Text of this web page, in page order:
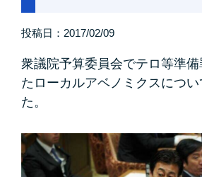
投稿日： 2017/02/09
衆議院予算委員会でテロ等準備
たローカルアベノミクスにつ
た。